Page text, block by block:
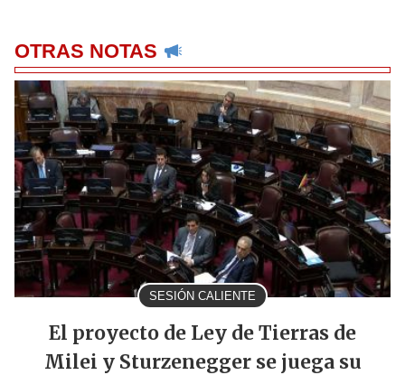
OTRAS NOTAS
SESIÓN CALIENTE
El proyecto de Ley de Tierras de
Milei y Sturzenegger se juega su